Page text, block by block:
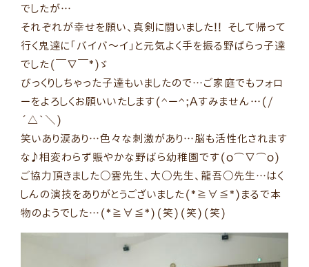
でしたが…
それぞれが幸せを願い、真剣に闘いました!! そして帰って
行く鬼達に「バイバ～イ」と元気よく手を振る野ばらっ子達
でした(￣∇￣*)ゞ
びっくりしちゃった子達もいましたので…ご家庭でもフォロ
ーをよろしくお願いいたします(^ー^;Aすみません…(/
´△`＼)
笑いあり涙あり…色々な刺激があり…脳も活性化されます
な♪相変わらず賑やかな野ばら幼稚園です(o⌒∇⌒o)
ご協力頂きました○雲先生、大○先生、龍吾○先生…はく
しんの演技をありがとうございました(*≧∀≦*)まるで本
物のようでした…(*≧∀≦*)(笑)(笑)(笑)